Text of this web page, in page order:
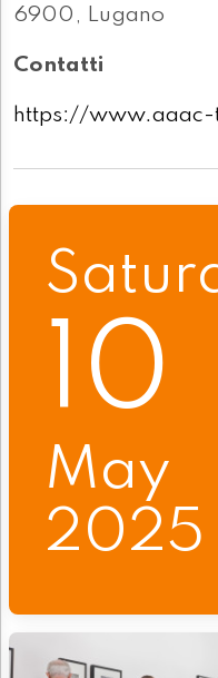
6900, Lugano
Contatti
https://www.aaac-
10
May
2025